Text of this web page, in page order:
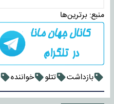
منبع:برترین‌ها
بازداشت تتلو خواننده